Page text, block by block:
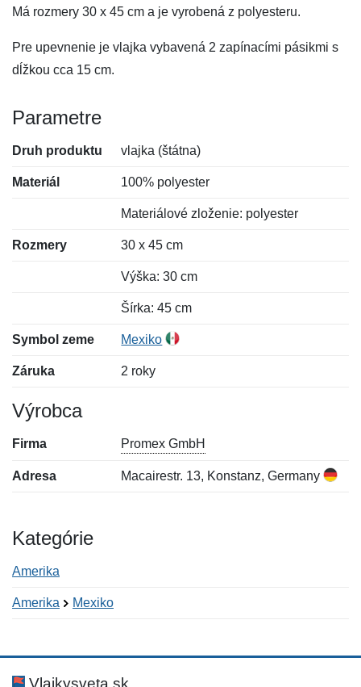
Má rozmery 30 x 45 cm a je vyrobená z polyesteru.
Pre upevnenie je vlajka vybavená 2 zapínacími pásikmi s
dĺžkou cca 15 cm.
Parametre
Druh produktu vlajka (štátna)
Materiál 100% polyester
Materiálové zloženie: polyester
Rozmery 30 x 45 cm
Výška: 30 cm
Šírka: 45 cm
Symbol zeme Mexiko
Záruka 2 roky
Výrobca
Firma Promex GmbH
Adresa Macairestr. 13, Konstanz, Germany
Kategórie
Amerika
Amerika Mexiko
Hodnotenie:
Meno:
Vlajkysveta.sk